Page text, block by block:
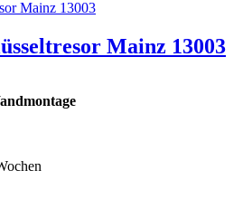
Mainz 13003